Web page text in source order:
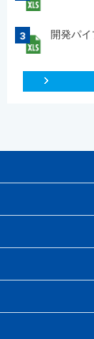
3 開発パ